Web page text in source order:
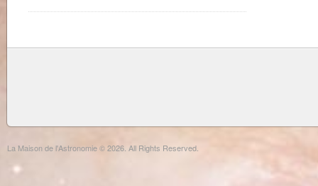
La Maison de l'Astronomie © 2026. All Rights Reserved.